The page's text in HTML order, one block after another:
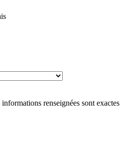
renseignées sont exactes